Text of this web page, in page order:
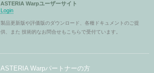
ASTERIA Warpユーザーサイト
Login
製品更新版や評価版のダウンロード、各種ドキュメントのご提
供、また 技術的なお問合せもこちらで受付ています。
ASTERIA Warpパートナーの方